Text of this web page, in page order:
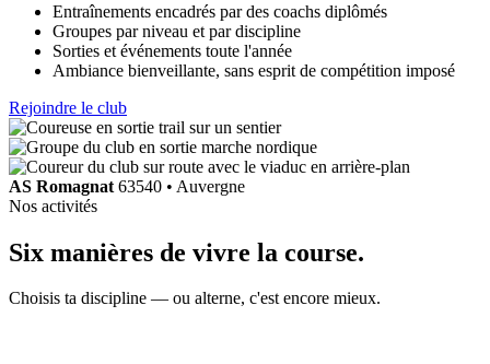
Entraînements encadrés par des coachs diplômés
Groupes par niveau et par discipline
Sorties et événements toute l'année
Ambiance bienveillante, sans esprit de compétition imposé
Rejoindre le club
AS Romagnat 63540 • Auvergne
Nos activités
Six manières de vivre la course.
Choisis ta discipline — ou alterne, c'est encore mieux.